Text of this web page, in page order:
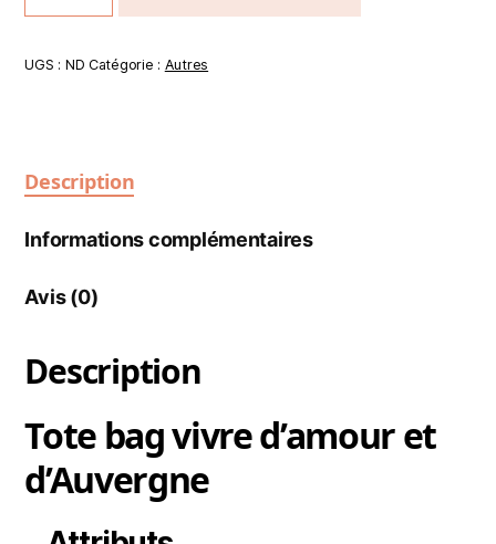
UGS : ND Catégorie : Autres
Description
Informations complémentaires
Avis (0)
Description
Tote bag vivre d’amour et
d’Auvergne